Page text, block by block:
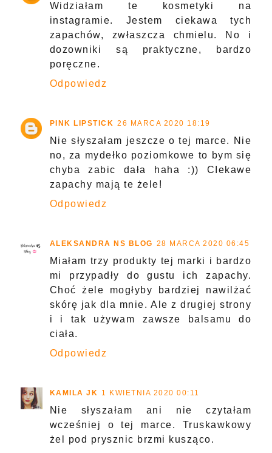
Widziałam te kosmetyki na
instagramie. Jestem ciekawa tych
zapachów, zwłaszcza chmielu. No i
dozowniki są praktyczne, bardzo
poręczne.
Odpowiedz
PINK LIPSTICK 26 MARCA 2020 18:19
Nie słyszałam jeszcze o tej marce. Nie
no, za mydełko poziomkowe to bym się
chyba zabic dała haha :)) CIekawe
zapachy mają te żele!
Odpowiedz
ALEKSANDRA NS BLOG 28 MARCA 2020 06:45
Miałam trzy produkty tej marki i bardzo
mi przypadły do gustu ich zapachy.
Choć żele mogłyby bardziej nawilżać
skórę jak dla mnie. Ale z drugiej strony
i i tak używam zawsze balsamu do
ciała.
Odpowiedz
KAMILA JK 1 KWIETNIA 2020 00:11
Nie słyszałam ani nie czytałam
wcześniej o tej marce. Truskawkowy
żel pod prysznic brzmi kusząco.